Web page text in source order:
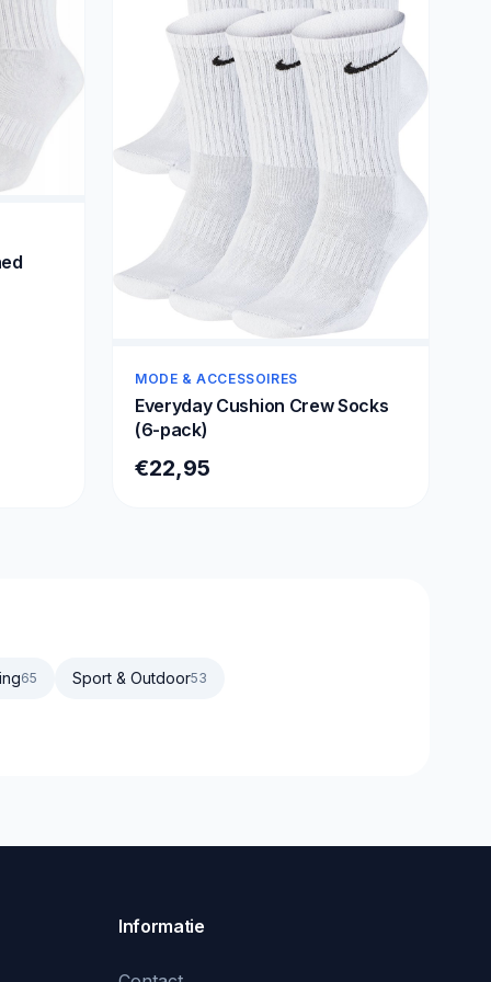
MODE & ACCESSOIRES
Everyday Cushion Crew Socks
(6-pack)
€22,95
65 Sport & Outdoor53
Informatie